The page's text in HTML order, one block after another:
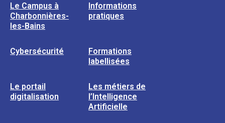
Le Campus à
Charbonnières-
les-Bains
Informations
pratiques
Cybersécurité
Formations
labellisées
Le portail
digitalisation
Les métiers de
l’Intelligence
Artificielle